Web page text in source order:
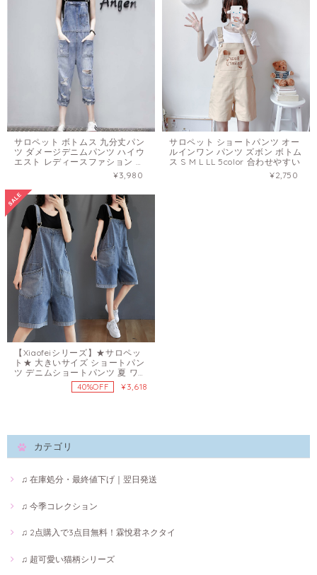
サロペット ボトムス 九分丈パン
ツ ダメージデニムパンツ ハイウ
エスト レディースファション 韓
¥3,980
サロペット ショートパンツ オー
ルインワン パンツ ズボン ボトム
ス S M L LL 5color 合わせやすい
¥2,750
【Xiaofeiシリーズ】★サロペッ
ト★ 大きいサイズ ショートパン
ツ デニムショートパンツ 夏 ワイ
ドパンツ ゆったり カジュアル デ
ニム ハイウエスト M L XL 2XL
40%OFF ¥3,618
カテゴリ
♫ 在庫処分・最終値下げ｜翌日発送
♫ 今季コレクション
♫ 2点購入で3点目無料！霖悅君ネクタイ
♫ 超可愛い猫柄シリーズ